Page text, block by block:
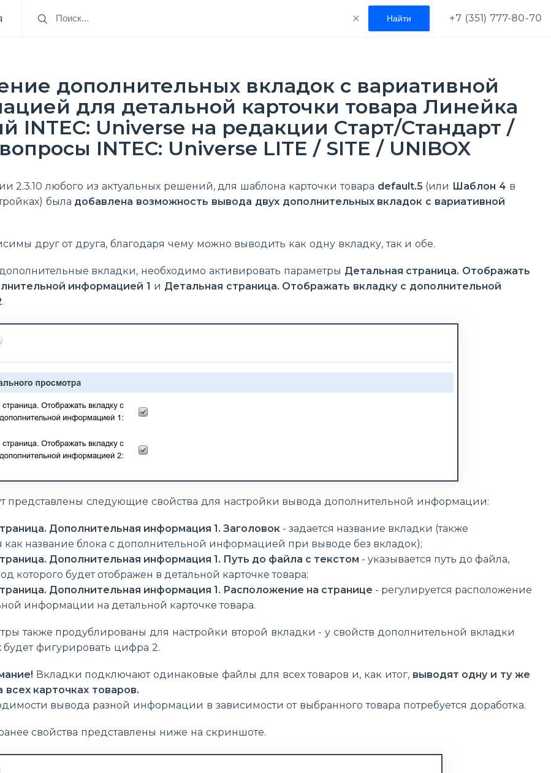
+7 (351) 777-80-70
дополнительных вкладок с вариативной
для детальной карточки товара Линейка
INTEC: Universe на редакции Старт/Стандарт /
INTEC: Universe LITE / SITE / UNIBOX
2.3.10 любого из актуальных решений, для шаблона карточки товара default.5 (или Шаблон 4 в
была добавлена возможность вывода двух дополнительных вкладок с вариативной
друг от друга, благодаря чему можно выводить как одну вкладку, так и обе.
вкладки, необходимо активировать параметры Детальная страница. Отображать
информацией 1 и Детальная страница. Отображать вкладку с дополнительной
.
представлены следующие свойства для настройки вывода дополнительной информации:
Дополнительная информация 1. Заголовок - задается название вкладки (также
как название блока с дополнительной информацией при выводе без вкладок);
Дополнительная информация 1. Путь до файла с текстом - указывается путь до файла,
которого будет отображен в детальной карточке товара;
Дополнительная информация 1. Расположение на странице - регулируется расположение
информации на детальной карточке товара.
также продублированы для настройки второй вкладки - у свойств дополнительной вкладки
фигурировать цифра 2.
Вкладки подключают одинаковые файлы для всех товаров и, как итог, выводят одну и ту же
карточках товаров.
вывода разной информации в зависимости от выбранного товара потребуется доработка.
свойства представлены ниже на скриншоте.